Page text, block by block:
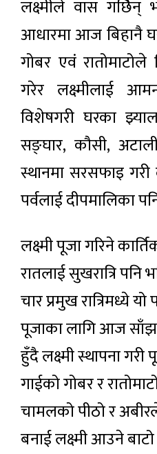
लक्ष्मीले वास
आधारमा आज बिहानै
गोबर एवं रातोमाटोले
गरेर लक्ष्मीलाई
विशेषगरी घरका
सङ्घार, कौसी,
स्थानमा सरसफाइ
पर्वलाई दीपमालिका
लक्ष्मी पूजा गरिने
रातलाई सुखरात्रि पनि
चार प्रमुख रात्रिमध्ये
पूजाका लागि आज
हुँदै लक्ष्मी स्थापना गरी
गाईको गोबर र
चामलको पीठो र
बनाई लक्ष्मी आउने